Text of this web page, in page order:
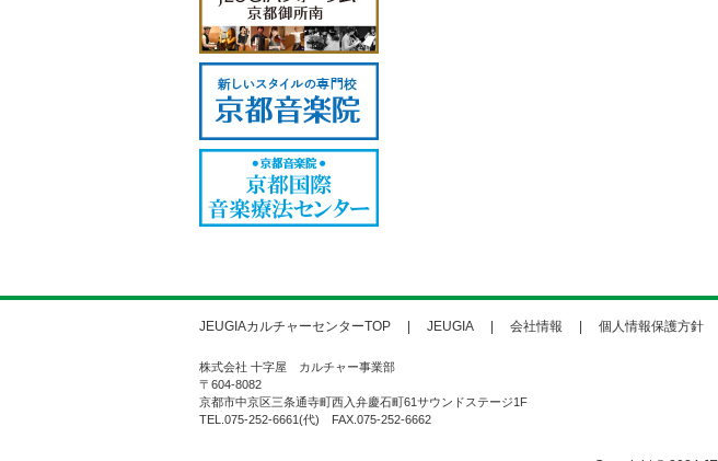
JEUGIAカルチャーセンターTOP JEUGIA 会社情報 個人情報保護方針
株式会社 十字屋 カルチャー事業部
〒604-8082
京都市中京区三条通寺町西入弁慶石町61サウンドステージ1F
TEL.075-252-6661(代) FAX.075-252-6662